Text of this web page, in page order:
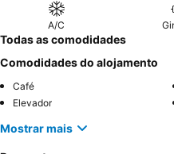
A/C
Todas as comodidades
Comodidades do alojamento
Café
Elevador
Mostrar mais